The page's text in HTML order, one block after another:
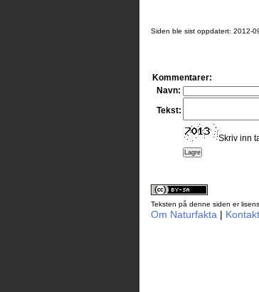
Siden ble sist oppdatert: 2012-
Kommentarer:
Navn:
Tekst:
Skriv inn
Teksten på denne siden er
Om Naturfakta |